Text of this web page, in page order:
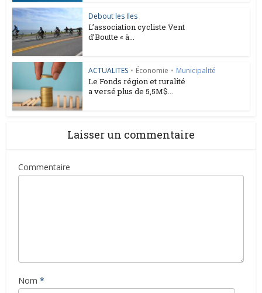
Debout les Iles
L’association cycliste Vent
d’Boutte « à...
ACTUALITES • Économie • Municipalité
Le Fonds région et ruralité
a versé plus de 5,5M$...
Laisser un commentaire
Commentaire
Nom *